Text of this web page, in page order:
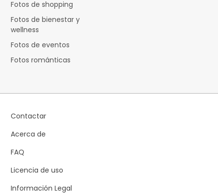
Fotos de shopping
Fotos de bienestar y
wellness
Fotos de eventos
Fotos románticas
Contactar
Acerca de
FAQ
Licencia de uso
Información Legal